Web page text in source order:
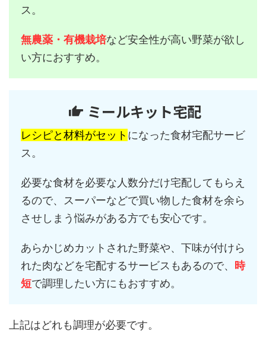
ス。
無農薬・有機栽培など安全性が高い野菜が欲し
い方におすすめ。
ミールキット宅配
レシピと材料がセット になった食材宅配サービ
ス。
必要な食材を必要な人数分だけ宅配してもらえ
るので、スーパーなどで買い物した食材を余ら
させしまう悩みがある方でも安心です。
あらかじめカットされた野菜や、下味が付けら
れた肉などを宅配するサービスもあるので、
時
短で調理したい方にもおすすめ。
上記はどれも調理が必要です。